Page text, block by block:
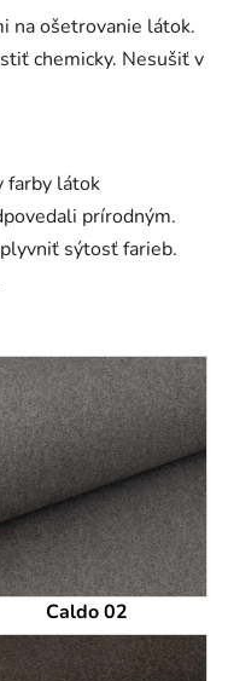
na ošetrovanie látok.
chemicky. Nesušiť v
farby látok
prírodným.
sýtosť farieb.
Caldo 02